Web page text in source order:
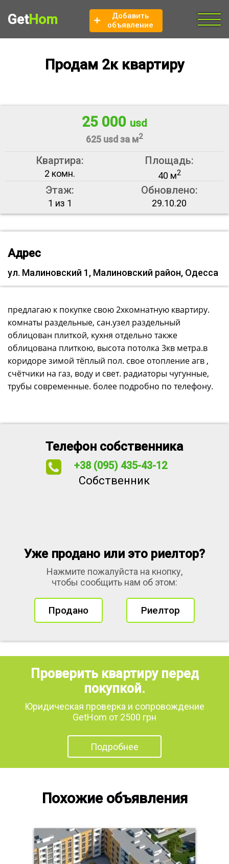
GetHom
Добавить
объявление
Продам 2к квартиру
25 000 usd
625 usd за м2
Квартира:
2 комн.
Площадь:
40 м2
Этаж:
1 из 1
Обновлено:
29.10.20
Адрес
ул. Малиновский 1, Малиновский район, Одесса
предлагаю к покупке свою 2хкомнатную квартиру.
комнаты раздельные, сан.узел раздельный
облицован плиткой, кухня отдельно также
облицована плиткою, высота потолка 3кв метра.в
коридоре зимой тёплый пол. свое отопление агв ,
счётчики на газ, воду и свет. радиаторы чугунные,
трубы современные. более подробно по телефону.
Телефон собственника
+38 (095) 435-43-12
Собственник
Уже продано или это риелтор?
Нажмите пожалуйста на кнопку,
чтобы сообщить нам об этом:
Продано Риелтор
Проверить квартиру перед
покупкой.
Юридическая проверка и сопровождение
GetHom от 2500 грн
Подробнее
Похожие объявления